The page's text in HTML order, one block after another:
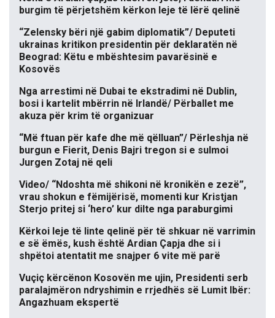
burgim të përjetshëm kërkon leje të lërë qelinë
“Zelensky bëri një gabim diplomatik”/ Deputeti
ukrainas kritikon presidentin për deklaratën në
Beograd: Këtu e mbështesim pavarësinë e
Kosovës
Nga arrestimi në Dubai te ekstradimi në Dublin,
bosi i kartelit mbërrin në Irlandë/ Përballet me
akuza për krim të organizuar
“Më ftuan për kafe dhe më qëlluan”/ Përleshja në
burgun e Fierit, Denis Bajri tregon si e sulmoi
Jurgen Zotaj në qeli
Video/ “Ndoshta më shikoni në kronikën e zezë”,
vrau shokun e fëmijërisë, momenti kur Kristjan
Sterjo pritej si ‘hero’ kur dilte nga paraburgimi
Kërkoi leje të linte qelinë për të shkuar në varrimin
e së ëmës, kush është Ardian Çapja dhe si i
shpëtoi atentatit me snajper 6 vite më parë
Vuçiç kërcënon Kosovën me ujin, Presidenti serb
paralajmëron ndryshimin e rrjedhës së Lumit Ibër:
Angazhuam ekspertë